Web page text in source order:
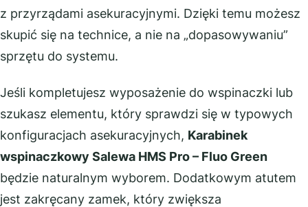
z przyrządami asekuracyjnymi. Dzięki temu możesz
skupić się na technice, a nie na „dopasowywaniu”
sprzętu do systemu.
Jeśli kompletujesz wyposażenie do wspinaczki lub
szukasz elementu, który sprawdzi się w typowych
konfiguracjach asekuracyjnych, Karabinek
wspinaczkowy Salewa HMS Pro – Fluo Green
będzie naturalnym wyborem. Dodatkowym atutem
jest zakręcany zamek, który zwiększa